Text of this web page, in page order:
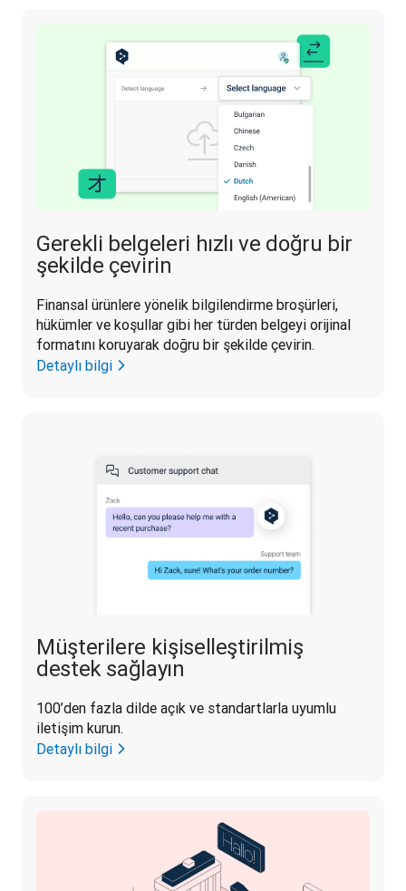
Gerekli belgeleri hızlı ve doğru bir
şekilde çevirin
Finansal ürünlere yönelik bilgilendirme broşürleri,
hükümler ve koşullar gibi her türden belgeyi orijinal
formatını koruyarak doğru bir şekilde çevirin.
Detaylı bilgi
Müşterilere kişiselleştirilmiş
destek sağlayın
100’den fazla dilde açık ve standartlarla uyumlu
iletişim kurun.
Detaylı bilgi